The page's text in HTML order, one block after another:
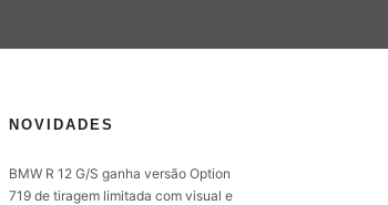
NOVIDADES
BMW R 12 G/S ganha versão Option
719 de tiragem limitada com visual e